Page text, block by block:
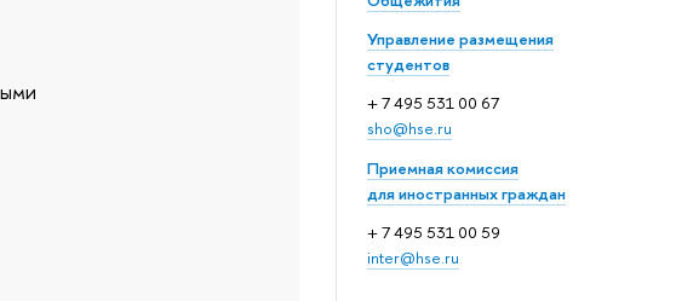
Управление размещения
студентов
+ 7 495 531 00 67
sho@hse.ru
Приемная комиссия
для иностранных граждан
+ 7 495 531 00 59
inter@hse.ru